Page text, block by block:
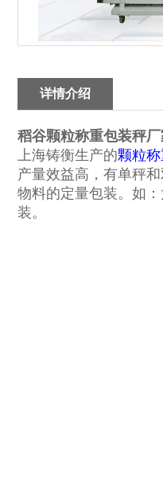
详情介绍
稻谷颗粒称重包装秤
上海铸衡生产的颗粒
产量效益高，有单秤
物料的定量包装。如
装。